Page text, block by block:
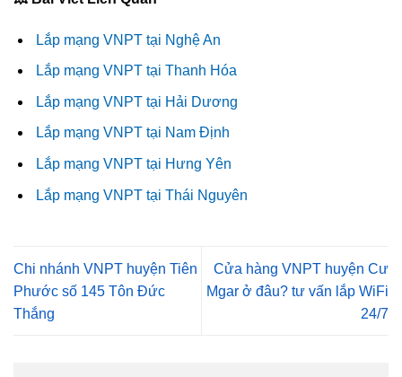
Lắp mạng VNPT tại Nghệ An
Lắp mạng VNPT tại Thanh Hóa
Lắp mạng VNPT tại Hải Dương
Lắp mạng VNPT tại Nam Định
Lắp mạng VNPT tại Hưng Yên
Lắp mạng VNPT tại Thái Nguyên
Chi nhánh VNPT huyện Tiên
Phước số 145 Tôn Đức
Thắng
Cửa hàng VNPT huyện Cư
Mgar ở đâu? tư vấn lắp WiFi
24/7